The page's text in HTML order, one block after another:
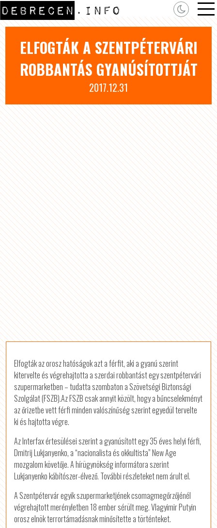
ELFOGTÁK A SZENTPÉTERVÁRI
ROBBANTÁS GYANÚSÍTOTTJÁT
2017.12.31
Elfogták az orosz hatóságok azt a férfit, aki a gyanú szerint
kitervelte és végrehajtotta a szerdai robbantást egy szentpétervári
szupermarketben – tudatta szombaton a Szövetségi Biztonsági
Szolgálat (FSZB).Az FSZB csak annyit közölt, hogy a bűncselekményt
az őrizetbe vett férfi minden valószínűség szerint egyedül tervelte
ki és hajtotta végre.
Az Interfax értesülései szerint a gyanúsított egy 35 éves helyi férfi,
Dmitrij Lukjanyenko, a “nacionalista és okkultista” New Age
mozgalom követője. A hírügynökség informátora szerint
Lukjanyenko kábítószer-élvező. További részleteket nem árult el.
A Szentpétervár egyik szupermarketjének csomagmegőrzőjénél
végrehajtott merényletben 18 ember sérült meg. Vlagyimir Putyin
orosz elnök terrortámadásnak minősítette a történteket.